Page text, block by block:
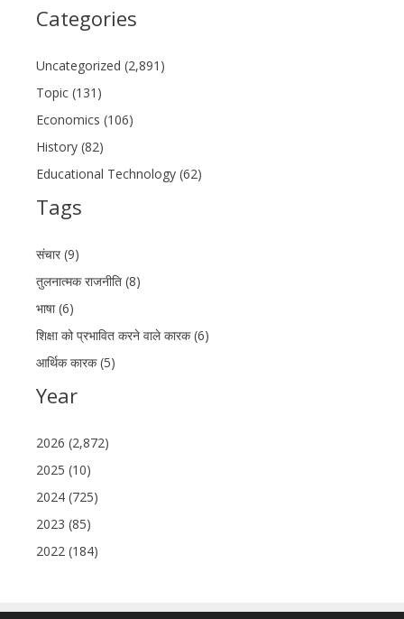
Categories
Uncategorized (2,891)
Topic (131)
Economics (106)
History (82)
Educational Technology (62)
Tags
संचार (9)
तुलनात्मक राजनीति (8)
भाषा (6)
शिक्षा को प्रभावित करने वाले कारक (6)
आर्थिक कारक (5)
Year
2026 (2,872)
2025 (10)
2024 (725)
2023 (85)
2022 (184)